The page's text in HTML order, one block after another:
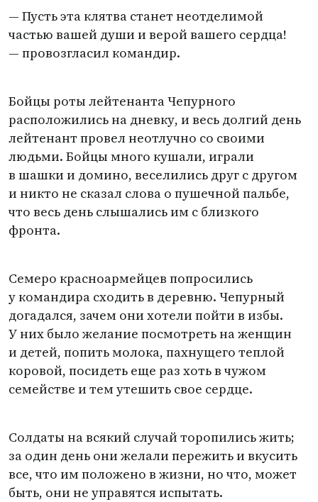
— Пусть эта клятва станет неотделимой
частью вашей души и верой вашего сердца!
— провозгласил командир.
Бойцы роты лейтенанта Чепурного
расположились на дневку, и весь долгий день
лейтенант провел неотлучно со своими
людьми. Бойцы много кушали, играли
в шашки и домино, веселились друг с другом
и никто не сказал слова о пушечной пальбе,
что весь день слышались им с близкого
фронта.
Семеро красноармейцев попросились
у командира сходить в деревню. Чепурный
догадался, зачем они хотели пойти в избы.
У них было желание посмотреть на женщин
и детей, попить молока, пахнущего теплой
коровой, посидеть еще раз хоть в чужом
семействе и тем утешить свое сердце.
Солдаты на всякий случай торопились жить;
за один день они желали пережить и вкусить
все, что им положено в жизни, но что, может
быть, они не управятся испытать.